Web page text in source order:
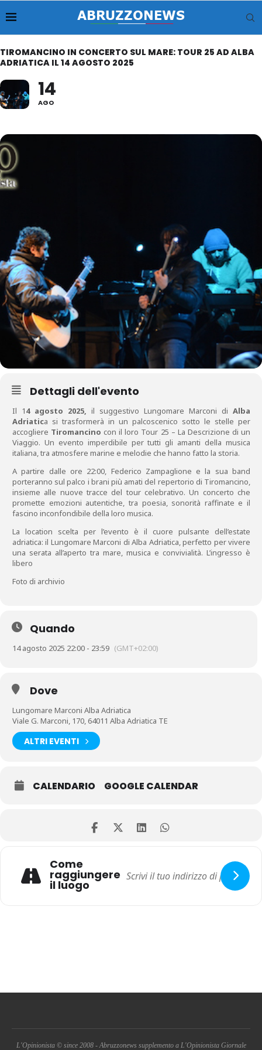
TIROMANCINO IN CONCERTO SUL MARE: TOUR 25 AD ALBA
ADRIATICA IL 14 AGOSTO 2025
14
AGO
Dettagli dell'evento
Il 14 agosto 2025, il suggestivo Lungomare Marconi di Alba
Adriatica si trasformerà in un palcoscenico sotto le stelle per
accogliere Tiromancino con il loro Tour 25 – La Descrizione di un
Viaggio. Un evento imperdibile per tutti gli amanti della musica
italiana, tra atmosfere marine e melodie che hanno fatto la storia.
A partire dalle ore 22:00, Federico Zampaglione e la sua band
porteranno sul palco i brani più amati del repertorio di Tiromancino,
insieme alle nuove tracce del tour celebrativo. Un concerto che
promette emozioni autentiche, tra poesia, sonorità raffinate e il
fascino inconfondibile della loro musica.
La location scelta per l’evento è il cuore pulsante dell’estate
adriatica: il Lungomare Marconi di Alba Adriatica, perfetto per vivere
una serata all’aperto tra mare, musica e convivialità. L’ingresso è
libero
Foto di archivio
Quando
14 agosto 2025 22:00 - 23:59 (GMT+02:00)
Dove
Lungomare Marconi Alba Adriatica
Viale G. Marconi, 170, 64011 Alba Adriatica TE
ALTRI EVENTI
CALENDARIO GOOGLE CALENDAR
Come
raggiungere
il luogo
L'Opinionista © since 2008 - Abruzzonews supplemento a L'Opinionista Giornale